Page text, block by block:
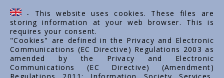
Kontakt
Karijera
- This website uses cookies. These files are
storing information at your web browser. This is
requires your consent.
"Cookies" are defined in the Privacy and Electronic
Communications (EC Directive) Regulations 2003 as
amended by the Privacy and Electronic
Communications (EC Directive) (Amendment)